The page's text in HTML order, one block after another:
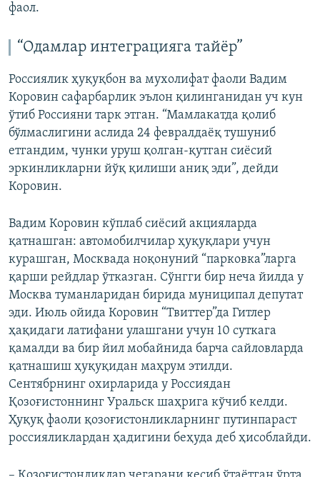
фаол.
“Одамлар интеграцияга тайёр”
Россиялик ҳуқуқбон ва мухолифат фаоли Вадим
Коровин сафарбарлик эълон қилинганидан уч кун
ўтиб Россияни тарк этган. “Мамлакатда қолиб
бўлмаслигини аслида 24 февралдаёқ тушуниб
етгандим, чунки уруш қолган-қутган сиёсий
эркинликларни йўқ қилиши аниқ эди”, дейди
Коровин.
Вадим Коровин кўплаб сиёсий акцияларда
қатнашган: автомобилчилар ҳуқуқлари учун
курашган, Москвада ноқонуний “парковка”ларга
қарши рейдлар ўтказган. Сўнгги бир неча йилда у
Москва туманларидан бирида муниципал депутат
эди. Июль ойида Коровин “Твиттер”да Гитлер
ҳақидаги латифани улашгани учун 10 суткага
қамалди ва бир йил мобайнида барча сайловларда
қатнашиш ҳуқуқидан маҳрум этилди.
Сентябрнинг охирларида у Россиядан
Қозоғистоннинг Уральск шаҳрига кўчиб келди.
Ҳуқуқ фаоли қозоғистонликларнинг путинпараст
россияликлардан ҳадигини беҳуда деб ҳисоблайди.